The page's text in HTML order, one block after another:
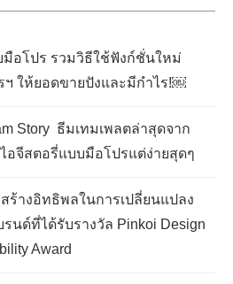
อโปร รวมวิธีใช้ฟังก์ชั่นใหม่
ฯ ให้ยอดขายปังและมีกำไร!￼
Story ธีมเทมเพลตล่าสุดจาก
อจีสตอรี่แบบมือโปรแต่ง่ายสุดๆ
ร้างอิทธิพลในการเปลี่ยนแปลง
นด์ที่ได้รับรางวัล Pinkoi Design
Award